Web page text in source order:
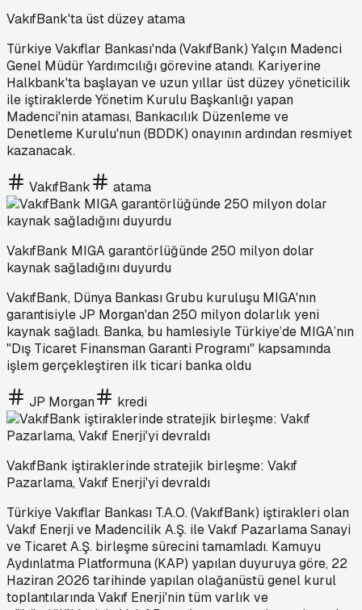
VakıfBank'ta üst düzey atama
Türkiye Vakıflar Bankası'nda (VakıfBank) Yalçın Madenci
Genel Müdür Yardımcılığı görevine atandı. Kariyerine
Halkbank'ta başlayan ve uzun yıllar üst düzey yöneticilik
ile iştiraklerde Yönetim Kurulu Başkanlığı yapan
Madenci'nin ataması, Bankacılık Düzenleme ve
Denetleme Kurulu'nun (BDDK) onayının ardından resmiyet
kazanacak.
VakıfBank atama
VakıfBank MIGA garantörlüğünde 250 milyon dolar
kaynak sağladığını duyurdu
VakıfBank, Dünya Bankası Grubu kuruluşu MIGA'nın
garantisiyle JP Morgan'dan 250 milyon dolarlık yeni
kaynak sağladı. Banka, bu hamlesiyle Türkiye’de MIGA’nın
"Dış Ticaret Finansman Garanti Programı" kapsamında
işlem gerçekleştiren ilk ticari banka oldu
JP Morgan kredi
VakıfBank iştiraklerinde stratejik birleşme: Vakıf
Pazarlama, Vakıf Enerji'yi devraldı
Türkiye Vakıflar Bankası T.A.O. (VakıfBank) iştirakleri olan
Vakıf Enerji ve Madencilik A.Ş. ile Vakıf Pazarlama Sanayi
ve Ticaret A.Ş. birleşme sürecini tamamladı. Kamuyu
Aydınlatma Platformuna (KAP) yapılan duyuruya göre, 22
Haziran 2026 tarihinde yapılan olağanüstü genel kurul
toplantılarında Vakıf Enerji'nin tüm varlık ve